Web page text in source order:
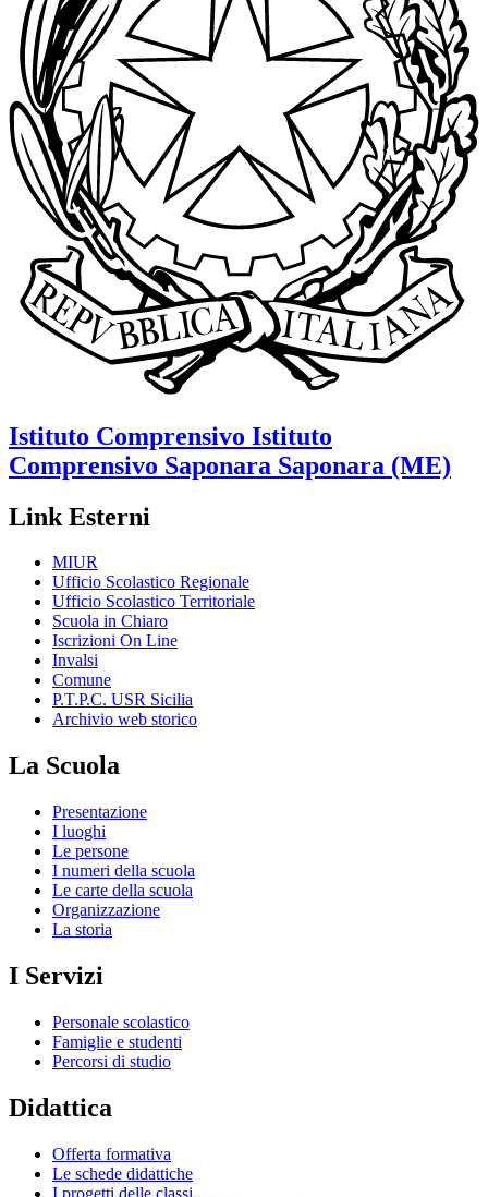
Istituto Comprensivo Istituto
Comprensivo Saponara Saponara (ME)
Link Esterni
MIUR
Ufficio Scolastico Regionale
Ufficio Scolastico Territoriale
Scuola in Chiaro
Iscrizioni On Line
Invalsi
Comune
P.T.P.C. USR Sicilia
Archivio web storico
La Scuola
Presentazione
I luoghi
Le persone
I numeri della scuola
Le carte della scuola
Organizzazione
La storia
I Servizi
Personale scolastico
Famiglie e studenti
Percorsi di studio
Didattica
Offerta formativa
Le schede didattiche
I progetti delle classi